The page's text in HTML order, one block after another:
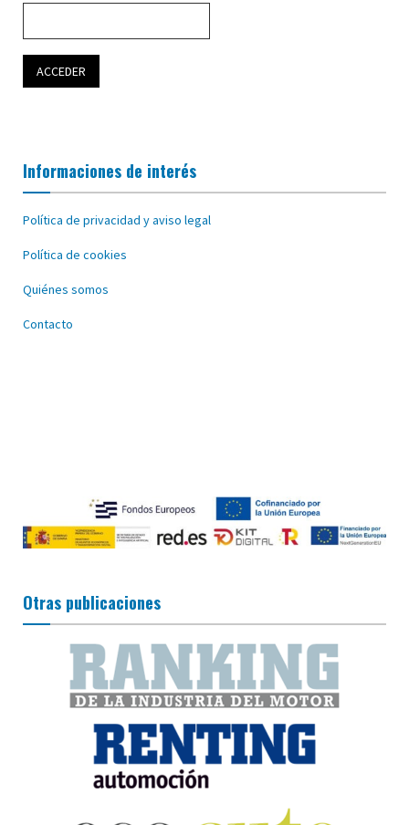
Informaciones de interés
Política de privacidad y aviso legal
Política de cookies
Quiénes somos
Contacto
Otras publicaciones